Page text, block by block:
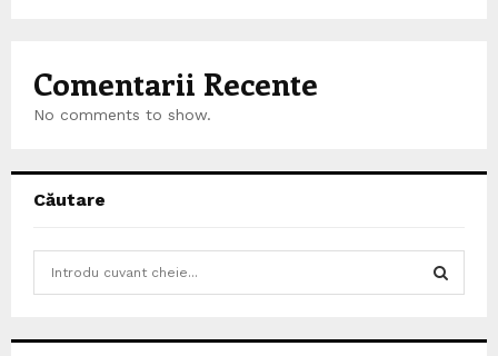
Comentarii Recente
No comments to show.
Căutare